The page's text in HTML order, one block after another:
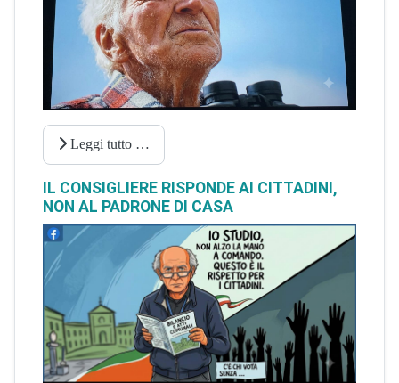
Leggi tutto …
IL CONSIGLIERE RISPONDE AI CITTADINI,
NON AL PADRONE DI CASA